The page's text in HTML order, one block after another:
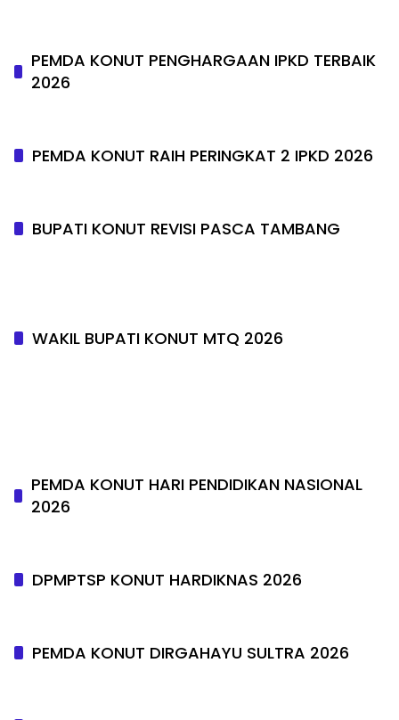
PEMDA KONUT PENGHARGAAN IPKD TERBAIK
2026
PEMDA KONUT RAIH PERINGKAT 2 IPKD 2026
BUPATI KONUT REVISI PASCA TAMBANG
WAKIL BUPATI KONUT MTQ 2026
PEMDA KONUT HARI PENDIDIKAN NASIONAL
2026
DPMPTSP KONUT HARDIKNAS 2026
PEMDA KONUT DIRGAHAYU SULTRA 2026